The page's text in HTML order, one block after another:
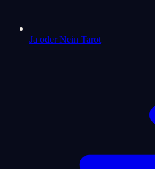
Ja oder Nein Tarot